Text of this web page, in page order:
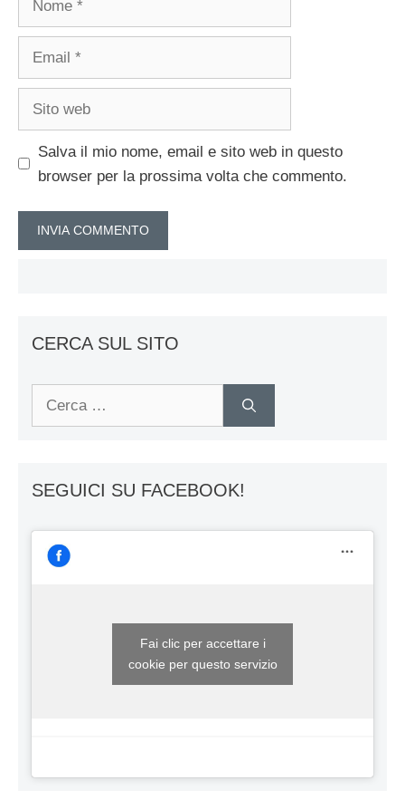
Salva il mio nome, email e sito web in questo
browser per la prossima volta che commento.
CERCA SUL SITO
Ricerca
SEGUICI SU FACEBOOK!
Fai clic per accettare i
cookie per questo servizio